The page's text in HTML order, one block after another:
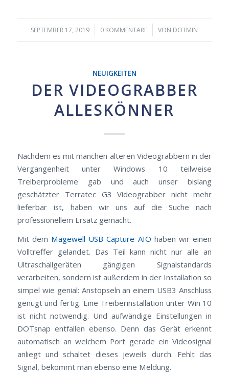
SEPTEMBER 17, 2019
/ 0 KOMMENTARE
/ VON DOTMIN
NEUIGKEITEN
DER VIDEOGRABBER
ALLESKÖNNER
Nachdem es mit manchen älteren Videograbbern in der
Vergangenheit unter Windows 10 teilweise
Treiberprobleme gab und auch unser bislang
geschätzter Terratec G3 Videograbber nicht mehr
lieferbar ist, haben wir uns auf die Suche nach
professionellem Ersatz gemacht.
Mit dem Magewell USB Capture AIO haben wir einen
Volltreffer gelandet. Das Teil kann nicht nur alle an
Ultraschallgeräten gängigen Signalstandards
verarbeiten, sondern ist außerdem in der Installation so
simpel wie genial: Anstöpseln an einem USB3 Anschluss
genügt und fertig. Eine Treiberinstallation unter Win 10
ist nicht notwendig. Und aufwändige Einstellungen in
DOTsnap entfallen ebenso. Denn das Gerät erkennt
automatisch an welchem Port gerade ein Videosignal
anliegt und schaltet dieses jeweils durch. Fehlt das
Signal, bekommt man ebenso eine Meldung.